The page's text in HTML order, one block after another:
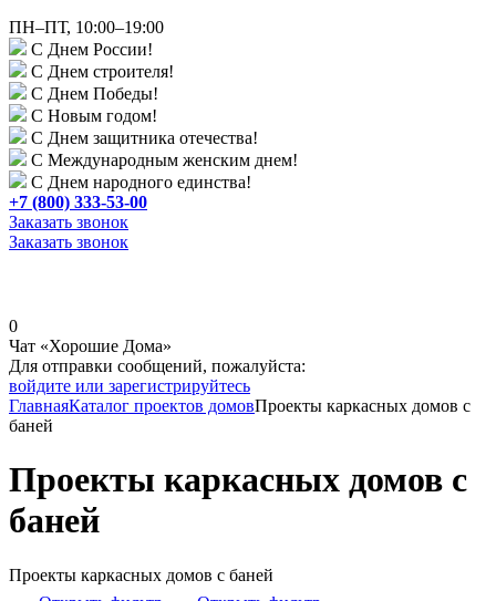
ПН–ПТ, 10:00–19:00
С Днем России!
С Днем строителя!
С Днем Победы!
С Новым годом!
С Днем защитника отечества!
С Международным женским днем!
С Днем народного единства!
+7 (800) 333-53-00
Заказать звонок
Заказать звонок
0
Чат «Хорошие Дома»
Для отправки сообщений, пожалуйста:
войдите или зарегистрируйтесь
ГлавнаяКаталог проектов домовПроекты каркасных домов с
баней
Проекты каркасных домов с
баней
Проекты каркасных домов с баней